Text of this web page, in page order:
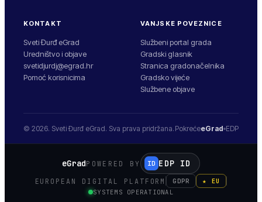
KONTAKT
Sveti Đurđ eGrad
Uredništvo i objave
svetidjurdj@egrad.hr
Pomoć korisnicima
VANJSKE POVEZNICE
Službeni portal grada
Gradski glasnik
Stranica gradonačelnika
Gradsko vijeće
Službene objave
© 2026. Sveti Đurđ eGrad. Sva prava pridržana. PokrećeeGrad EDP
eGradPOWERED BY ID EDP ID
EUROPEAN DIGITAL PLATFORM GDPR
★ EU
SYSTEMS OPERATIONAL